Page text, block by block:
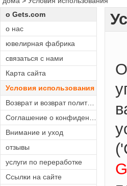
о Gets.com
о нас
ювелирная фабрика
связаться с нами
Карта сайта
Условия использования
Возврат и возврат политики
Внимание и уход
отзывы
услуги по переработке
Ссылки на сайте